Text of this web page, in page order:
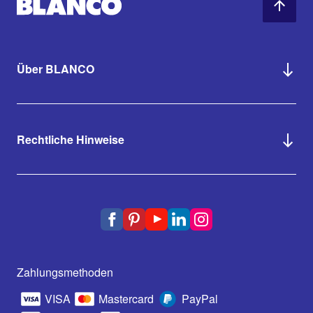
Über BLANCO
Rechtliche Hinweise
Zahlungsmethoden
VISA
Mastercard
PayPal